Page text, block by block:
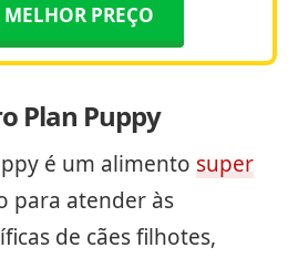
MELHOR PREÇO
Plan Puppy
é um alimento super
para atender às
de cães filhotes,